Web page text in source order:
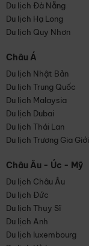
Du lịch Đà Nẵng
Du lịch Hạ Long
Du lịch Quy Nhơn
Châu Á
Du lịch Nhật Bản
Du lịch Trung Quốc
Du lịch Malaysia
Du lịch Dubai
Du lịch Thái Lan
Du lịch Trương Gia Giới
Châu Âu - Úc - Mỹ
Du lịch Châu Âu
Du lịch Đức
Du lịch Thụy Sĩ
Du lịch Anh
Du lịch luxembourg